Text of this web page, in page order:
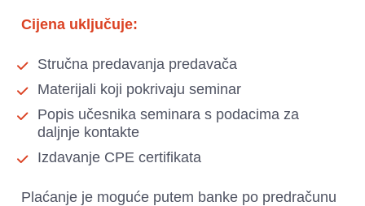
Cijena uključuje:
Stručna predavanja predavača
Materijali koji pokrivaju seminar
Popis učesnika seminara s podacima za
daljnje kontakte
Izdavanje CPE certifikata
Plaćanje je moguće putem banke po predračunu